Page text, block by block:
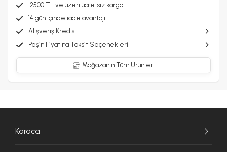
2500 TL ve üzeri ücretsiz kargo
14 gün içinde iade avantajı
Alışveriş Kredisi
Peşin Fiyatına Taksit Seçenekleri
Mağazanın Tüm Ürünleri
Karaca